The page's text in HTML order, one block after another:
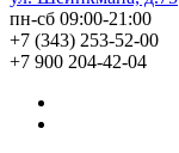
пн-сб 09:00-21:00
+7 (343) 253-52-00
+7 900 204-42-04